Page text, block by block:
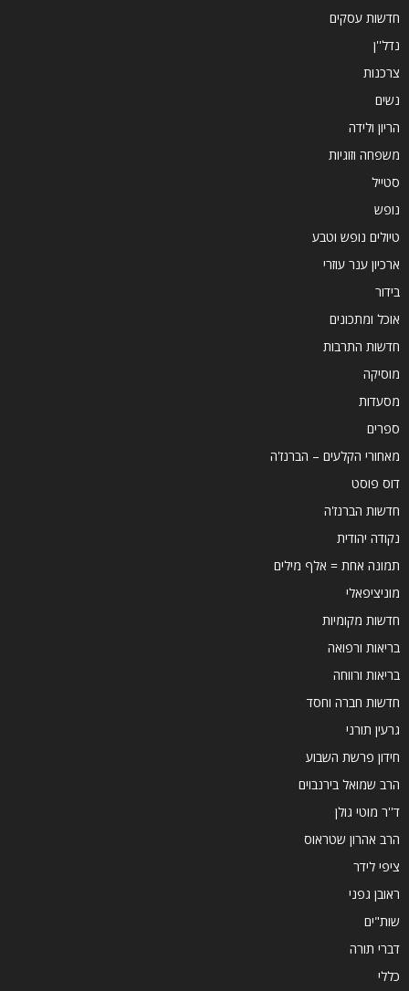
חדשות עסקים
נדל''ן
צרכנות
נשים
הריון ולידה
משפחה וזוגיות
סטייל
נופש
טיולים נופש וטבע
ארכיון ענר עוזרי
בידור
אוכל ומתכונים
חדשות התרבות
מוסיקה
מסעדות
ספרים
מאחורי הקלעים – הברנז'ה
דוס פוסט
חדשות הברנז'ה
נקודה יהודית
תמונה אחת = אלף מילים
מוניציפאלי
חדשות מקומיות
בריאות ורפואה
בריאות ורווחה
חדשות חברה וחסד
גרעין תורני
חידון פרשת השבוע
הרב שמואל בירנבוים
ד''ר מוטי גולן
הרב אהרון שטראוס
ציפי לידר
ראובן גפני
שות"ים
דברי תורה
כללי